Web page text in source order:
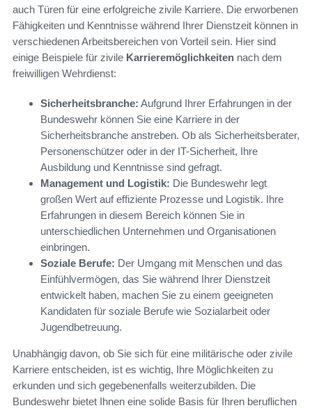
auch Türen für eine erfolgreiche zivile Karriere. Die erworbenen
Fähigkeiten und Kenntnisse während Ihrer Dienstzeit können in
verschiedenen Arbeitsbereichen von Vorteil sein. Hier sind
einige Beispiele für zivile Karrieremöglichkeiten nach dem
freiwilligen Wehrdienst:
Sicherheitsbranche: Aufgrund Ihrer Erfahrungen in der
Bundeswehr können Sie eine Karriere in der
Sicherheitsbranche anstreben. Ob als Sicherheitsberater,
Personenschützer oder in der IT-Sicherheit, Ihre
Ausbildung und Kenntnisse sind gefragt.
Management und Logistik: Die Bundeswehr legt
großen Wert auf effiziente Prozesse und Logistik. Ihre
Erfahrungen in diesem Bereich können Sie in
unterschiedlichen Unternehmen und Organisationen
einbringen.
Soziale Berufe: Der Umgang mit Menschen und das
Einfühlvermögen, das Sie während Ihrer Dienstzeit
entwickelt haben, machen Sie zu einem geeigneten
Kandidaten für soziale Berufe wie Sozialarbeit oder
Jugendbetreuung.
Unabhängig davon, ob Sie sich für eine militärische oder zivile
Karriere entscheiden, ist es wichtig, Ihre Möglichkeiten zu
erkunden und sich gegebenenfalls weiterzubilden. Die
Bundeswehr bietet Ihnen eine solide Basis für Ihren beruflichen